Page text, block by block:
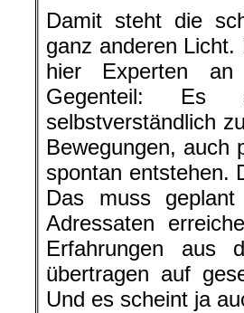
Damit steht die
ganz anderen
hier Experten
Gegenteil: Es
selbstverständlich
Bewegungen, auch
spontan entstehen.
Das muss
Adressaten
Erfahrungen aus
übertragen auf
Und es scheint ja